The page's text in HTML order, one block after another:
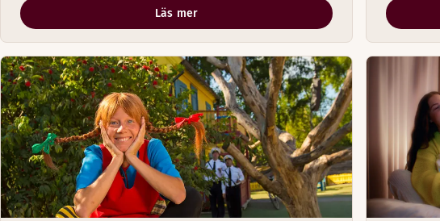
Läs mer